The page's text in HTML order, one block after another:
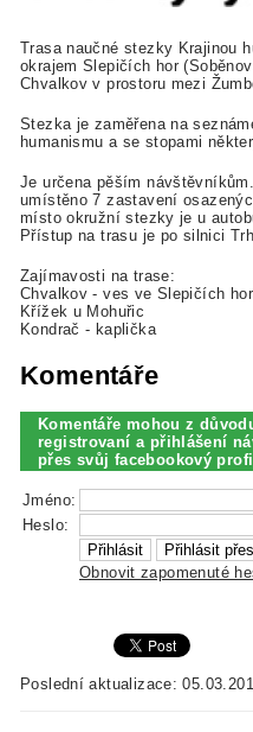
Trasa naučné stezky Krajinou
okrajem Slepičích hor
Chvalkov v prostoru mezi
Stezka je zaměřena na
humanismu a se stopami
Je určena pěším
umístěno 7 zastavení
místo okružní stezky je u
Přístup na trasu je po silnici
Zajímavosti na trase:
Chvalkov - ves ve Slepičích
Křížek u Mohuřic
Kondrač - kaplička
Komentáře
Komentáře mohou z
registrovaní a přihlášení
přes svůj facebookový
Jméno:
Heslo:
Obnovit zapomenuté
Poslední aktualizace: